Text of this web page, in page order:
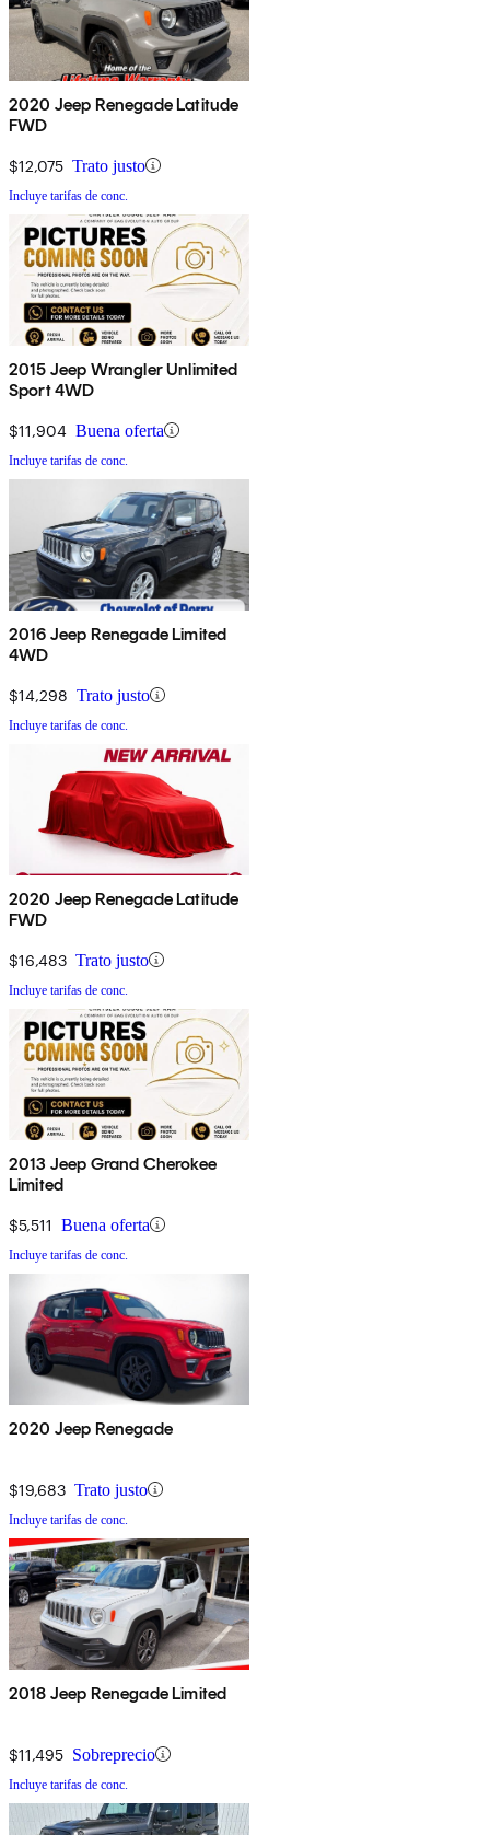
2020 Jeep Renegade Latitude
FWD
$12,075 Trato justo
Incluye tarifas de conc.
2015 Jeep Wrangler Unlimited
Sport 4WD
$11,904 Buena oferta
Incluye tarifas de conc.
2016 Jeep Renegade Limited
4WD
$14,298 Trato justo
Incluye tarifas de conc.
2020 Jeep Renegade Latitude
FWD
$16,483 Trato justo
Incluye tarifas de conc.
2013 Jeep Grand Cherokee
Limited
$5,511 Buena oferta
Incluye tarifas de conc.
2020 Jeep Renegade
$19,683 Trato justo
Incluye tarifas de conc.
2018 Jeep Renegade Limited
$11,495 Sobreprecio
Incluye tarifas de conc.